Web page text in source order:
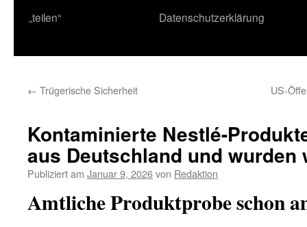
Inhalt
„teilen“
Datenschutzerklärung
← Trügerische Sicherheit US-
Kontaminierte Nestlé-
aus Deutschland und
Publiziert am Januar 9, 2026von Redaktion
Amtliche Produktprobe schon